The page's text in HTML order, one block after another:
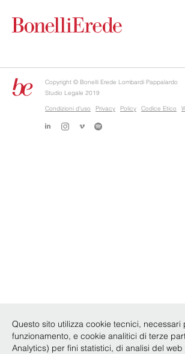
Copyright © Bonelli Erede Lombardi Pappalardo
Studio Legale 2019
Condizioni d'uso
Privacy Policy Codice Etico
Questo sito utilizza cookie tecnici, necessari
funzionamento, e cookie analitici di terze
Analytics) per fini statistici, di analisi del